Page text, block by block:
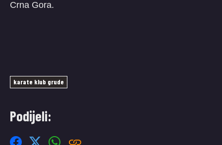
Crna Gora.
karate klub grude
Podijeli: